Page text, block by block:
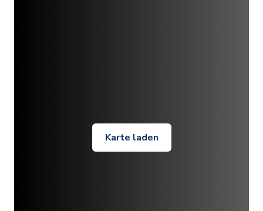
Karte laden